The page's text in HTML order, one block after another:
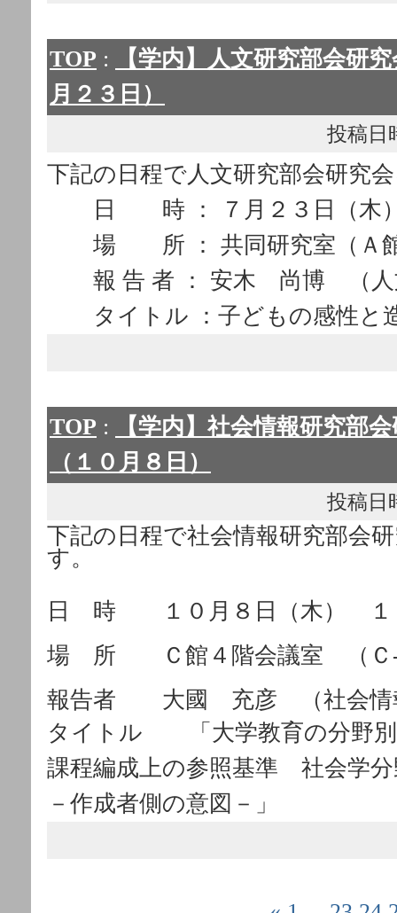
TOP :
【学内】人文研究部会研
月２３日）
投稿日
下記の日程で人文研究部会研究
日 時 ： ７月２３日（木）
場 所 ： 共同研究室（Ａ
報 告 者 ： 安木 尚博 （人
タイトル ：子どもの感性と
TOP :
【学内】社会情報研究部
（１０月８日）
投稿日
下記の日程で社会情報研究部会
す。
日 時 １０月８日（木） １
場 所 Ｃ館４階会議室 （Ｃ-
報告者 大國 充彦 （社会情
タイトル 「大学教育の分野別
課程編成上の参照基準 社会学
－作成者側の意図－」